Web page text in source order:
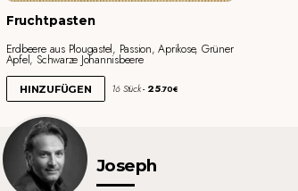
Fruchtpasten
Erdbeere aus Plougastel, Passion, Aprikose, Grüner
Apfel, Schwarze Johannisbeere
HINZUFÜGEN 16 Stück 25.70€
Joseph